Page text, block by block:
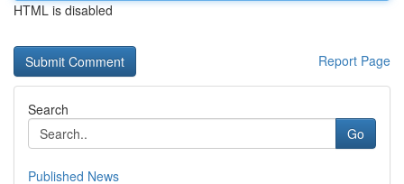
HTML is disabled
Report Page
Search
Go
Published News